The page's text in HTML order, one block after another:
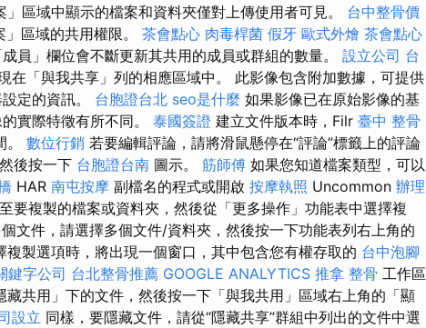
區域中顯示的檔案和資料夾僅對上傳使用者可見。 台中整骨價
區域的共用權限。 茶會點心 肉毒桿菌 假牙 歐式外燴 茶會點心
員」欄位會不斷更新其共用的成員或群組的數量。 設立公司 台
在「與我共享」列的相應區域中。 此影像包含附加數據，可提供
定的資訊。 台胞證台北 seo是什麼 如果影像已在原始影像的基
實際特徵有所不同。 泰國簽證 建立文件版本時，Filr 臺中 整骨
數位行銷 若要編輯評論，請將滑鼠懸停在“評論”標籤上的評論
後按一下 台胞證台南 圖示。 筋師傅 如果您知道檔案類型，可以
HAR 南屯按摩 副檔名的程式或​​開啟 按摩執照 Uncommon 辦理
要複製的檔案或資料夾，然後從「更多操作」功能表中選擇複
文件，請選擇多個文件/資料夾，然後按一下功能表列右上角的
複製選項時，將出現一個窗口，其中包含您有權存取的 台中泡腳
鍵字公司 台北整骨推薦 GOOGLE ANALYTICS 推拿 整骨 工作區
共用」下的文件，然後按一下「與我共用」區域右上角的「顯
設立 同樣，要隱藏文件，請從“隱藏共享”群組中列出的文件中選